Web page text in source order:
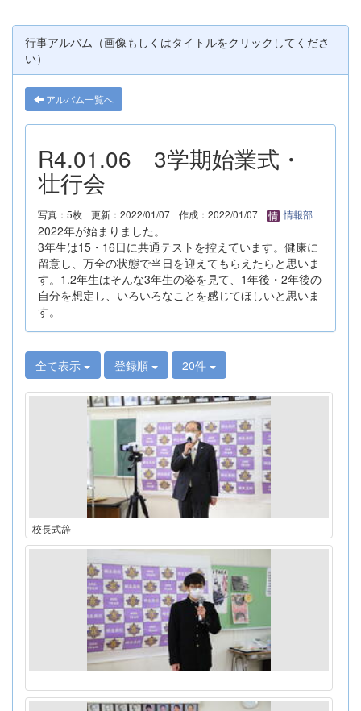
行事アルバム（画像もしくはタイトルをクリックしてくださ
い）
アルバム一覧へ
R4.01.06 3学期始業式・
壮行会
写真：5枚 更新：2022/01/07 作成：2022/01/07 情報部
2022年が始まりました。
3年生は15・16日に共通テストを控えています。健康に
留意し、万全の状態で当日を迎えてもらえたらと思いま
す。1.2年生はそんな3年生の姿を見て、1年後・2年後の
自分を想定し、いろいろなことを感じてほしいと思いま
す。
全て表示 登録順 20件
校長式辞